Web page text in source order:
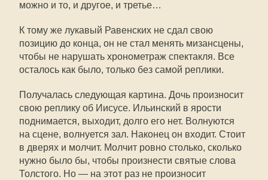
можно и то, и другое, и третье…
К тому же лукавый Равенских не сдал свою
позицию до конца, он не стал менять мизансцены,
чтобы не нарушать хронометраж спектакля. Все
осталось как было, только без самой реплики.
Получалась следующая картина. Дочь произносит
свою реплику об Иисусе. Ильинский в ярости
поднимается, выходит, долго его нет. Волнуются
на сцене, волнуется зал. Наконец он входит. Стоит
в дверях и молчит. Молчит ровно столько, сколько
нужно было бы, чтобы произнести святые слова
Толстого. Но — на этот раз не произносит